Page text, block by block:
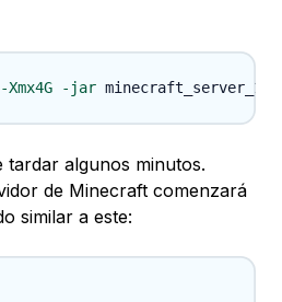
-Xmx4G -jar
tardar algunos minutos.
de Minecraft comenzará
similar a este: